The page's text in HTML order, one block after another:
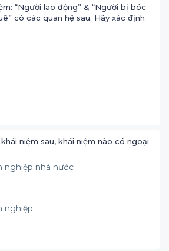
“Người lao động” & “Người bị bóc
có các quan hệ sau. Hãy xác định
niệm sau, khái niệm nào có ngoại
nghiệp nhà nước
nghiệp